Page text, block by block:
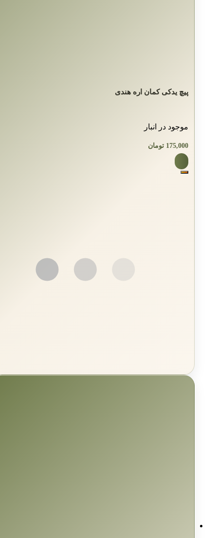
پیچ یدکی کمان اره هندی
موجود در انبار
175,000 تومان